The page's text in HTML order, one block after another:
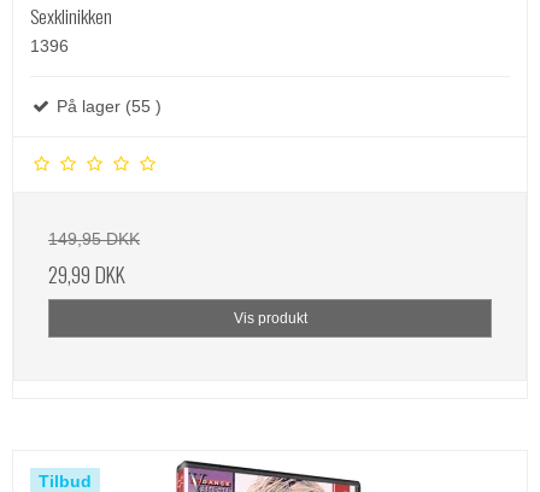
Sexklinikken
1396
På lager (55 )
149,95 DKK
29,99 DKK
Vis produkt
Tilbud